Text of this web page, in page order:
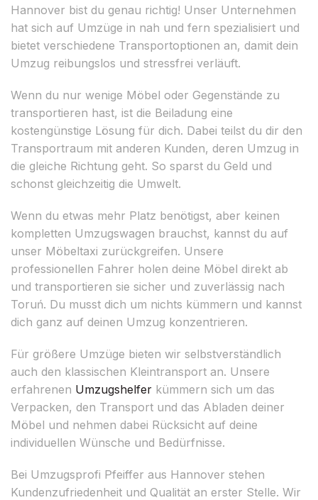
Hannover bist du genau richtig! Unser Unternehmen
hat sich auf Umzüge in nah und fern spezialisiert und
bietet verschiedene Transportoptionen an, damit dein
Umzug reibungslos und stressfrei verläuft.
Wenn du nur wenige Möbel oder Gegenstände zu
transportieren hast, ist die Beiladung eine
kostengünstige Lösung für dich. Dabei teilst du dir den
Transportraum mit anderen Kunden, deren Umzug in
die gleiche Richtung geht. So sparst du Geld und
schonst gleichzeitig die Umwelt.
Wenn du etwas mehr Platz benötigst, aber keinen
kompletten Umzugswagen brauchst, kannst du auf
unser Möbeltaxi zurückgreifen. Unsere
professionellen Fahrer holen deine Möbel direkt ab
und transportieren sie sicher und zuverlässig nach
Toruń. Du musst dich um nichts kümmern und kannst
dich ganz auf deinen Umzug konzentrieren.
Für größere Umzüge bieten wir selbstverständlich
auch den klassischen Kleintransport an. Unsere
erfahrenen Umzugshelfer kümmern sich um das
Verpacken, den Transport und das Abladen deiner
Möbel und nehmen dabei Rücksicht auf deine
individuellen Wünsche und Bedürfnisse.
Bei Umzugsprofi Pfeiffer aus Hannover stehen
Kundenzufriedenheit und Qualität an erster Stelle. Wir